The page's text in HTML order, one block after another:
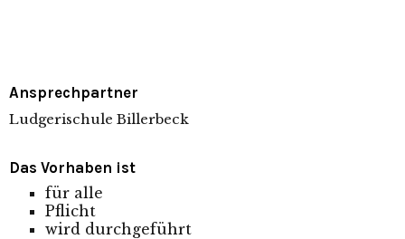
Ansprechpartner
Ludgerischule Billerbeck
Das Vorhaben ist
für alle
Pflicht
wird durchgeführt